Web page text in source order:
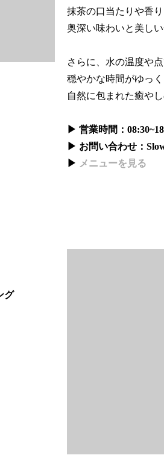
抹茶の口当たりや香
奥深い味わいと美し
さらに、水の温度や
穏やかな時間がゆっく
自然に包まれた癒や
▶ 営業時間：
▶ お問い合わせ：
▶ メニューを見る
グ